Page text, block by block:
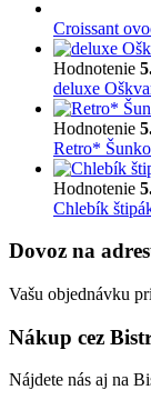
Croissant
Hodnotenie
deluxe
Hodnotenie
Retro*
Hodnotenie
Chlebík
Dovoz na
Vašu objednávku
Nákup cez
Nájdete nás aj na